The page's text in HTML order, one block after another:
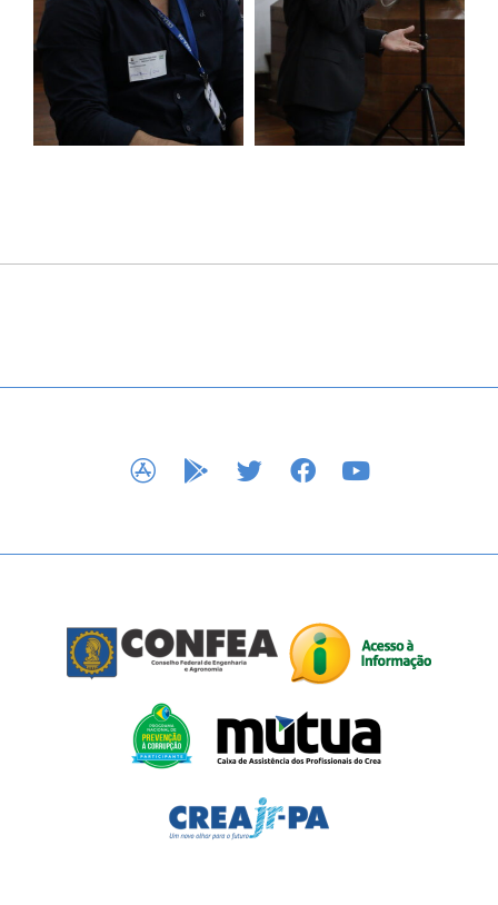
APP STOREGOOGLE PLAY
TWITTERFACEBOOK